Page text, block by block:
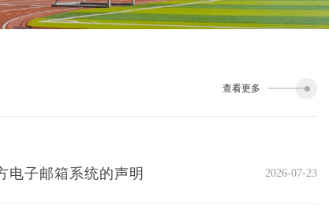
查看更多
电子邮箱系统的声明 2026-07-23